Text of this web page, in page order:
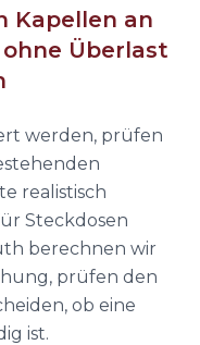
Kapellen an
Überlast
werden, prüfen
realistisch
Steckdosen
berechnen wir
prüfen den
ob eine
ist.